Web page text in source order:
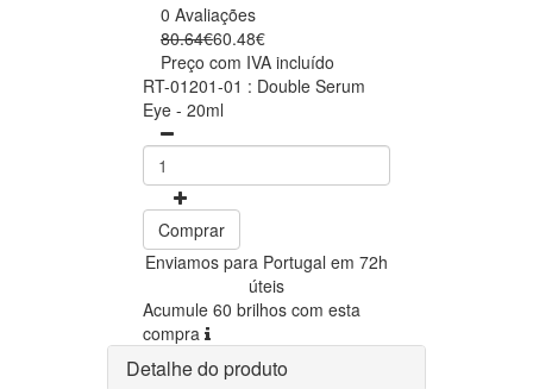
0 Avaliações
80.64€60.48€
Preço com IVA incluído
RT-01201-01 : Double Serum
Eye - 20ml
Comprar
Enviamos para Portugal em 72h
úteis
Acumule 60 brilhos com esta
compra
Detalhe do produto